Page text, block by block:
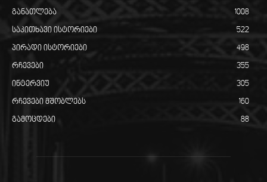
განათლება 1008
საკითხავი ისტორიები 522
პირადი ისტორიები 498
რჩევები 355
ინტერვიუ 305
რჩევები მშობლებს 160
გამოცდები 88